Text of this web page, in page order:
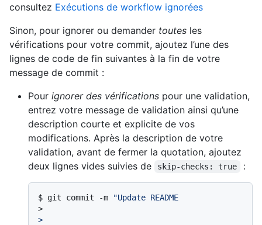
consultez Exécutions de workflow ignorées
Sinon, pour ignorer ou demander toutes les
vérifications pour votre commit, ajoutez l’une des
lignes de code de fin suivantes à la fin de votre
message de commit :
Pour ignorer des vérifications pour une validation,
entrez votre message de validation ainsi qu’une
description courte et explicite de vos
modifications. Après la description de votre
validation, avant de fermer la quotation, ajoutez
deux lignes vides suivies de
skip-checks: true :
$ git commit -m
"Update README
>
>